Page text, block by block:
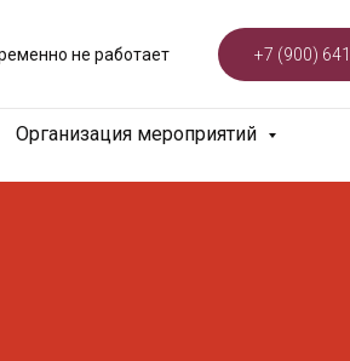
не работает +7 (900)
Организация мероприятий